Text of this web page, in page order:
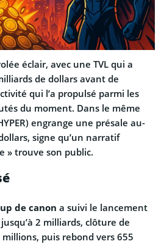
éclair, avec une TVL qui a
de dollars avant de
qui l’a propulsé parmi les
du moment. Dans le même
engrange une présale au-
signe qu’un narratif
» trouve son public.
de canon a suivi le lancement
2 milliards, clôture de
puis rebond vers 655